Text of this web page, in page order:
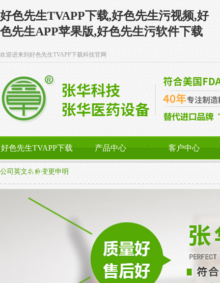
好色先生TVAPP下载,好色先生污视频,好
色先生APP苹果版,好色先生污软件下载
欢迎进来到好色先生TVAPP下载科技官网
好色先生TVAPP下载
首页
产品中心 客户中心
公司英文名称变更申明